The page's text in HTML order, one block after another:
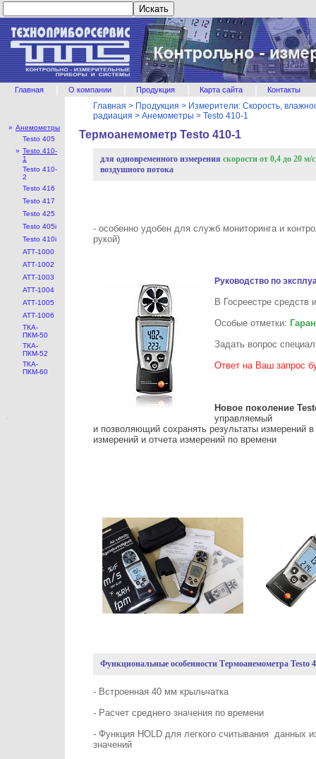
Главная О компании Продукция Карта сайта Контакты
» Анемометры
Testo 405
» Testo 410-
1
Testo 410-
2
Testo 416
Testo 417
Testo 425
Testo 405i
Testo 410i
АТТ-1000
АТТ-1002
АТТ-1003
АТТ-1004
АТТ-1005
АТТ-1006
ТКА-
ПКМ-50
ТКА-
ПКМ-52
ТКА-
ПКМ-60
Главная > Продукция > Измерители: Скорость,
радиация > Анемометры > Testo 410-1
Термоанемометр Testo 410-1
для одновременного измерения скорости от 0,4 до 20 м/
воздушного потока
- особенно удобен для служб мониторинга и
рукой)
Руководство по
В Госреестре
Особые отметки:
Задать вопрос
Ответ на Ваш запрос
Новое поколение
управляемый
и позволяющий сохранять результаты измерений
измерений и отчета измерений по времени
Функциональные особенности Термоанемометра Testo
- Встроенная 40 мм крыльчатка
- Расчет среднего значения по времени
- Функция HOLD для легкого считывания данных
значений